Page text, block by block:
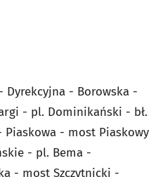
Dyrekcyjna - Borowska -
- pl. Dominikański - bł.
Piaskowa - most Piaskowy
- pl. Bema -
- most Szczytnicki -